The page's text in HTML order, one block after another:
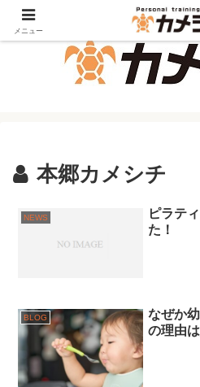
本郷カメシチ
NEWS
ピラテ
た！
BLOG
なぜか
の理由
メニュー